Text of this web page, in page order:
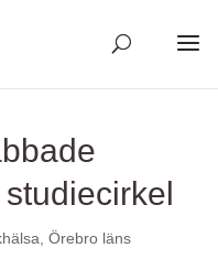
,Örebro läns